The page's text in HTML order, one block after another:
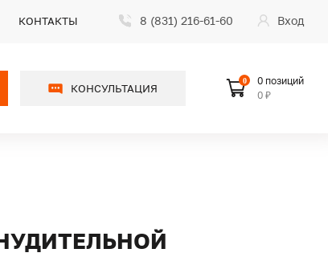
КОНТАКТЫ 8 (831) 216-61-60 Вход
КОНСУЛЬТАЦИЯ
0
0 позиций
0 ₽